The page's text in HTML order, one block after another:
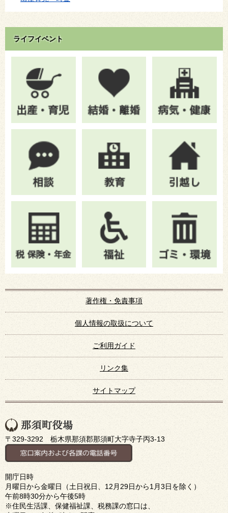
ライフイベント
著作権・免責事項
個人情報の取扱について
ご利用ガイド
リンク集
サイトマップ
〒329-3292 栃木県那須郡那須町大字寺子丙3-13
開庁日時
月曜日から金曜日（土日祝日、12月29日から1月3日を除く）
午前8時30分から午後5時
※住民生活課、保健福祉課、税務課の窓口は、